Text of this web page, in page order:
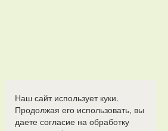
Наш сайт использует куки.
Продолжая его использовать, вы
даете согласие на обработку